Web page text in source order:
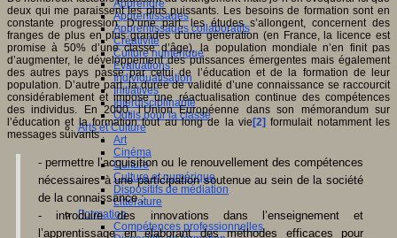
Apprendre
Apprentissages
Apprentissages collaboratifs
Créativité
Culture numérique
Evaluations
Individualisation
Initiatives
Interdisciplinarité
Outils pour la classe
Arts et Culture
Art
Cinéma
Culture
Culture et numérique
Dispositifs de médiation
Littérature
Formation
Compétences professionnelles
deux qui me paraissent les plus puissants. Les besoins de formation sont en
constante progression. D’une part, les études s’allongent, concernent des
franges de plus en plus grandes d’une génération (en France, la licence est
promise à 50% d’une classe d’âge), la population mondiale n’en finit pas
d’augmenter, le développement des puissances émergentes mais également
des autres pays passe par celui de l’éducation et de la formation de leur
population. D’autre part, la durée de validité d’une connaissance se raccourcit
considérablement et impose une réactualisation continue des compétences
des individus. En 2000, l’Union Européenne dans son mémorandum sur
l’éducation et la formation tout au long de la vie[2] formulait notamment les
messages suivants :
- permettre l’acquisition ou le renouvellement des compétences
nécessaires à une participation soutenue au sein de la société
de la connaissance ;
- introduire des innovations dans l’enseignement et
l’apprentissage en élaborant des méthodes efficaces pour